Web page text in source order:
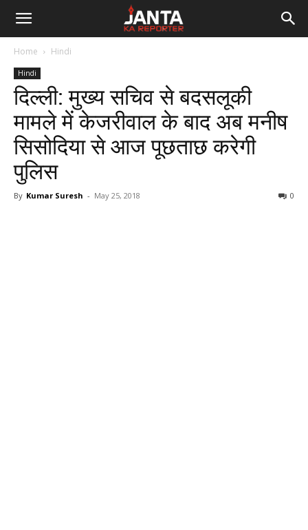
Janta
Reporter
Home Hindi
Hindi
दिल्ली: मुख्य सचिव से बदसलूकी
मामले में केजरीवाल के बाद अब मनीष
सिसोदिया से आज पूछताछ करेगी
पुलिस
By Kumar Suresh - May 25, 2018 0